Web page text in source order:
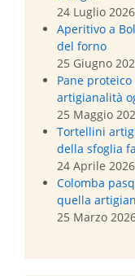
24 Luglio 2026
Aperitivo a
del forno
25 Giugno
Pane
artigianalità
25 Maggio
Tortellini
della sfoglia
24 Aprile 2026
Colomba
quella
25 Marzo